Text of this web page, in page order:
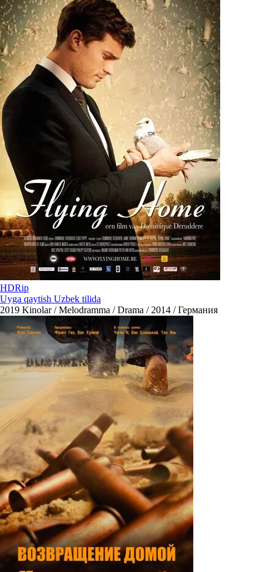
HDRip
Uyga qaytish Uzbek tilida
2019 Kinolar / Melodramma / Drama / 2014 / Германия